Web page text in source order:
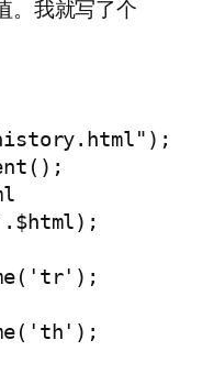
。我就写了个